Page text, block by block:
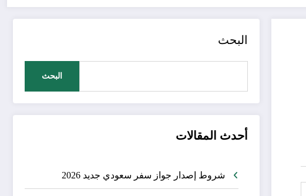
البحث
البحث
أحدث المقالات
شروط إصدار جواز سفر سعودي جديد 2026